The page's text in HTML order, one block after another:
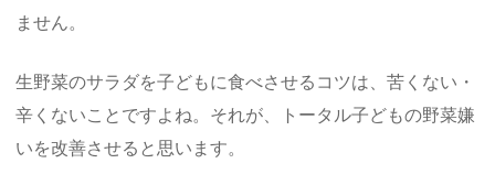
ません。
生野菜のサラダを子どもに食べさせるコツは、苦くない・
辛くないことですよね。それが、トータル子どもの野菜嫌
いを改善させると思います。